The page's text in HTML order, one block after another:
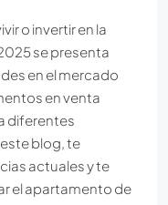
o invertir en la
se presenta
en el mercado
en venta
diferentes
blog, te
actuales y te
el apartamento de